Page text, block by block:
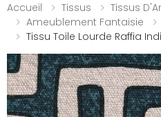
Accueil
Tissus
Tissus
Ameublement Fantaisie
Tissu Toile Lourde Raffia